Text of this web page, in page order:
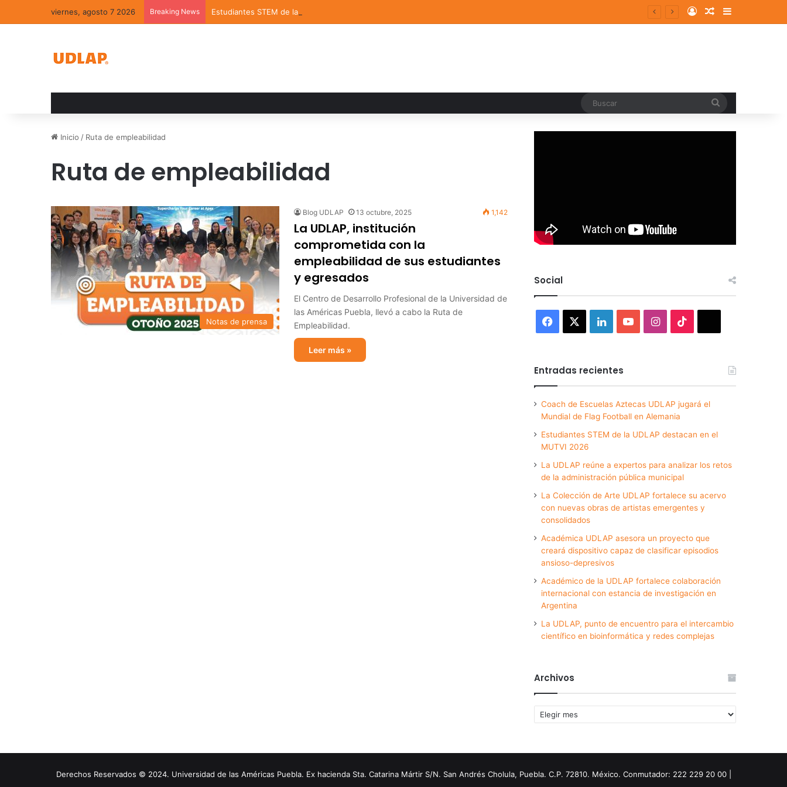
viernes, agosto 7 2026 Breaking News Estudiantes STEM de la UDLAP destacan en el MUTVI 2026 Log InRandom Article
Sidebar
Inicio / Ruta de empleabilidad
Ruta de empleabilidad
Notas de prensa
Blog UDLAP 13 octubre, 2025 1,142
La UDLAP, institución
comprometida con la
empleabilidad de sus estudiantes
y egresados
El Centro de Desarrollo Profesional de la Universidad de
las Américas Puebla, llevó a cabo la Ruta de
Empleabilidad.
Leer más »
Social
Facebook LinkedInYouTubeInstagram
Entradas recientes
Coach de Escuelas Aztecas UDLAP jugará el
Mundial de Flag Football en Alemania
Estudiantes STEM de la UDLAP destacan en el
MUTVI 2026
La UDLAP reúne a expertos para analizar los retos
de la administración pública municipal
La Colección de Arte UDLAP fortalece su acervo
con nuevas obras de artistas emergentes y
consolidados
Académica UDLAP asesora un proyecto que
creará dispositivo capaz de clasificar episodios
ansioso-depresivos
Académico de la UDLAP fortalece colaboración
internacional con estancia de investigación en
Argentina
La UDLAP, punto de encuentro para el intercambio
científico en bioinformática y redes complejas
Archivos
Archivos
Derechos Reservados © 2024. Universidad de las Américas Puebla. Ex hacienda Sta. Catarina Mártir S/N. San Andrés Cholula, Puebla. C.P. 72810. México. Conmutador: 222 229 20 00 |